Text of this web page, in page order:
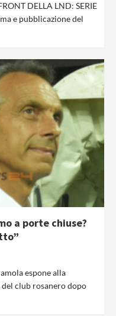
DELLA LND: SERIE
e pubblicazione del
a porte chiuse?
espone alla
club rosanero dopo